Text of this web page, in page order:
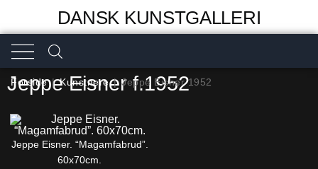
DANSK KUNSTGALLERI
Forside|Kunstnere|Jeppe Eisner 1952
Jeppe Eisner f.1952
Jeppe Eisner. “Magamfabrud”.
60x70cm.